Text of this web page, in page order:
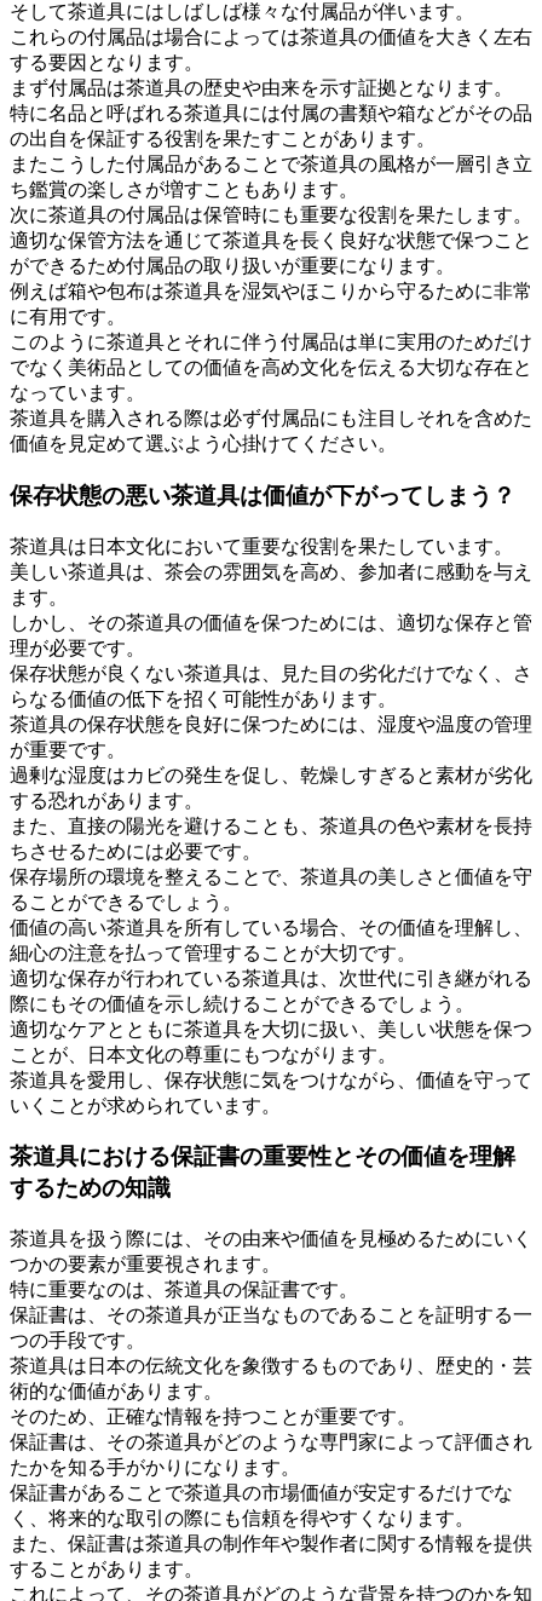
そして茶道具にはしばしば様々な付属品が伴います。
これらの付属品は場合によっては茶道具の価値を大きく左右
する要因となります。
まず付属品は茶道具の歴史や由来を示す証拠となります。
特に名品と呼ばれる茶道具には付属の書類や箱などがその品
の出自を保証する役割を果たすことがあります。
またこうした付属品があることで茶道具の風格が一層引き立
ち鑑賞の楽しさが増すこともあります。
次に茶道具の付属品は保管時にも重要な役割を果たします。
適切な保管方法を通じて茶道具を長く良好な状態で保つこと
ができるため付属品の取り扱いが重要になります。
例えば箱や包布は茶道具を湿気やほこりから守るために非常
に有用です。
このように茶道具とそれに伴う付属品は単に実用のためだけ
でなく美術品としての価値を高め文化を伝える大切な存在と
なっています。
茶道具を購入される際は必ず付属品にも注目しそれを含めた
価値を見定めて選ぶよう心掛けてください。
保存状態の悪い茶道具は価値が下がってしまう？
茶道具は日本文化において重要な役割を果たしています。
美しい茶道具は、茶会の雰囲気を高め、参加者に感動を与え
ます。
しかし、その茶道具の価値を保つためには、適切な保存と管
理が必要です。
保存状態が良くない茶道具は、見た目の劣化だけでなく、さ
らなる価値の低下を招く可能性があります。
茶道具の保存状態を良好に保つためには、湿度や温度の管理
が重要です。
過剰な湿度はカビの発生を促し、乾燥しすぎると素材が劣化
する恐れがあります。
また、直接の陽光を避けることも、茶道具の色や素材を長持
ちさせるためには必要です。
保存場所の環境を整えることで、茶道具の美しさと価値を守
ることができるでしょう。
価値の高い茶道具を所有している場合、その価値を理解し、
細心の注意を払って管理することが大切です。
適切な保存が行われている茶道具は、次世代に引き継がれる
際にもその価値を示し続けることができるでしょう。
適切なケアとともに茶道具を大切に扱い、美しい状態を保つ
ことが、日本文化の尊重にもつながります。
茶道具を愛用し、保存状態に気をつけながら、価値を守って
いくことが求められています。
茶道具における保証書の重要性とその価値を理解
するための知識
茶道具を扱う際には、その由来や価値を見極めるためにいく
つかの要素が重要視されます。
特に重要なのは、茶道具の保証書です。
保証書は、その茶道具が正当なものであることを証明する一
つの手段です。
茶道具は日本の伝統文化を象徴するものであり、歴史的・芸
術的な価値があります。
そのため、正確な情報を持つことが重要です。
保証書は、その茶道具がどのような専門家によって評価され
たかを知る手がかりになります。
保証書があることで茶道具の市場価値が安定するだけでな
く、将来的な取引の際にも信頼を得やすくなります。
また、保証書は茶道具の制作年や製作者に関する情報を提供
することがあります。
これによって、その茶道具がどのような背景を持つのかを知